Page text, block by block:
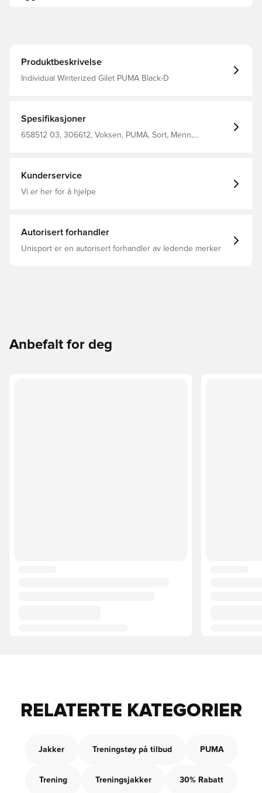
Produktbeskrivelse
Individual Winterized Gilet PUMA Black-D
Spesifikasjoner
658512 03, 306612, Voksen, PUMA, Sort, Menn,
Kunderservice
Vi er her for å hjelpe
Autorisert forhandler
Unisport er en autorisert forhandler av ledende merker
Anbefalt for deg
RELATERTE KATEGORIER
Jakker Treningstøy på tilbud PUMA
Trening Treningsjakker 30% Rabatt